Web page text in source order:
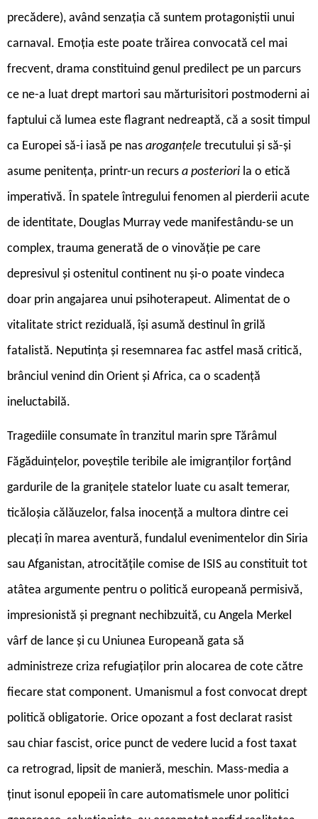
precădere), având senzația că suntem protagoniștii unui
carnaval. Emoția este poate trăirea convocată cel mai
frecvent, drama constituind genul predilect pe un parcurs
ce ne-a luat drept martori sau mărturisitori postmoderni ai
faptului că lumea este flagrant nedreaptă, că a sosit timpul
ca Europei să-i iasă pe nas aroganțele trecutului și să-și
asume penitența, printr-un recurs a posteriori la o etică
imperativă. În spatele întregului fenomen al pierderii acute
de identitate, Douglas Murray vede manifestându-se un
complex, trauma generată de o vinovăție pe care
depresivul și ostenitul continent nu și-o poate vindeca
doar prin angajarea unui psihoterapeut. Alimentat de o
vitalitate strict reziduală, își asumă destinul în grilă
fatalistă. Neputința și resemnarea fac astfel masă critică,
brânciul venind din Orient și Africa, ca o scadență
ineluctabilă.
Tragediile consumate în tranzitul marin spre Tărâmul
Făgăduințelor, poveștile teribile ale imigranților forțând
gardurile de la granițele statelor luate cu asalt temerar,
ticăloșia călăuzelor, falsa inocență a multora dintre cei
plecați în marea aventură, fundalul evenimentelor din Siria
sau Afganistan, atrocitățile comise de ISIS au constituit tot
atâtea argumente pentru o politică europeană permisivă,
impresionistă și pregnant nechibzuită, cu Angela Merkel
vârf de lance și cu Uniunea Europeană gata să
administreze criza refugiaților prin alocarea de cote către
fiecare stat component. Umanismul a fost convocat drept
politică obligatorie. Orice opozant a fost declarat rasist
sau chiar fascist, orice punct de vedere lucid a fost taxat
ca retrograd, lipsit de manieră, meschin. Mass-media a
ținut isonul epopeii în care automatismele unor politici